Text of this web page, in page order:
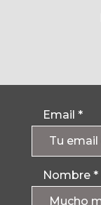
Email *
Nombre *